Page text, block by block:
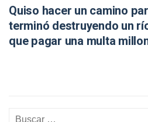
Quiso hacer un camino
terminó destruyendo un
que pagar una multa